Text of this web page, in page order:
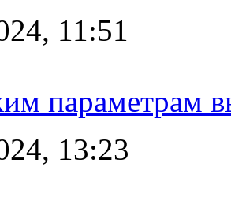
11:51
параметрам
13:23